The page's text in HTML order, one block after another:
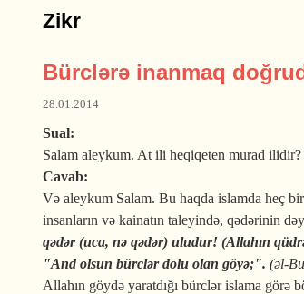
Zikr
Bürclərə inanmaq
28.01.2014
Sual:
Salam aleykum. At ili heqiqeten murad ilidir?
Cavab:
Və aleykum Salam. Bu haqda islamda heç
insanların və kainatın taleyində, qədərinin
qədər (uca, nə qədər) uludur! (Allahın
"And olsun bürclər dolu olan göyə;". (əl-
Allahın göydə yaratdığı bürclər islama görə